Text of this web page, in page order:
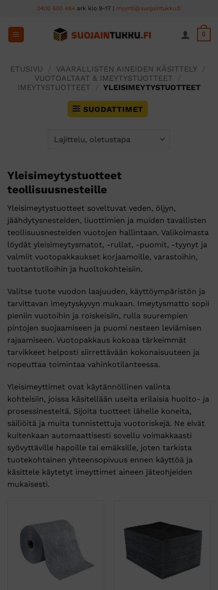
content
0400 600 484 ark klo 9-17 | myynti@suojaintukku.fi
0
ETUSIVU VAARALLISTEN AINEIDEN KÄSITTELY
VUOTOALTAAT & IMEYTYSTUOTTEET
IMEYTYSTUOTTEET
YLEISIMEYTYSTUOTTEET
SUODATTIMET
Yleisimeytystuotteet
teollisuusnesteille
Yleisimeytystuotteet soveltuvat veden, öljyn,
jäähdytysnesteiden, liuottimien ja muiden tavallisten
teollisuusnesteiden vuotojen hallintaan. Valikoimasta
löydät yleisimeytysmatot, -rullat, -puomit, -tyynyt ja
valmiit vuotopakkaukset korjaamoille, varastoihin,
tuotantotiloihin ja huoltokohteisiin.
Valitse tuote vuodon laajuuden, käyttöympäristön ja
tarvittavan imeytyskyvyn mukaan. Imeytysmatto sopii
pieniin vuotoihin ja roiskeisiin, rulla suurempien
pintojen suojaamiseen ja puomi nesteen leviämisen
rajaamiseen. Vuotopakkaus kokoaa tärkeimmät
tarvikkeet helposti siirrettävään kokonaisuuteen ja
nopeuttaa toimintaa vahinkotilanteessa.
Yleisimeyttimet ovat käytännöllinen valinta
kohteisiin, joissa käsitellään useita erilaisia huolto- ja
prosessinesteitä. Sijoita tuotteet lähelle koneita,
säiliöitä ja muita tunnistettuja vuotoriskejä. Ne eivät
kuitenkaan automaattisesti sovellu voimakkaasti
syövyttäville hapoille tai emäksille, joten tarkista
tuotekohtainen yhteensopivuus ennen käyttöä ja
käsittele käytetyt imeyttimet aineen jäteohjeiden
mukaisesti.